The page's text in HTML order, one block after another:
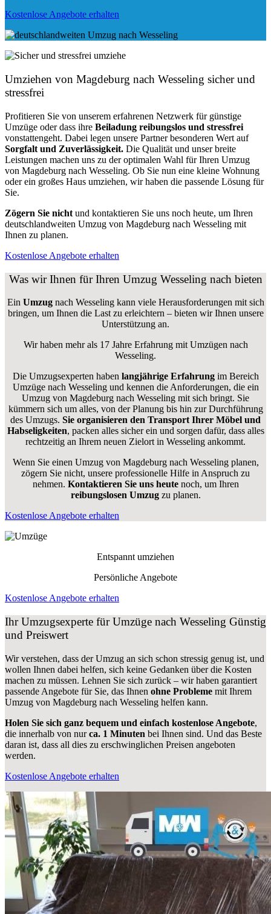
Kostenlose Angebote erhalten
Umziehen von Magdeburg nach Wesseling sicher und
stressfrei
Profitieren Sie von unserem erfahrenen Netzwerk für günstige
Umzüge oder dass ihre Beiladung reibungslos und stressfrei
vonstattengeht. Dabei legen unsere Partner besonderen Wert auf
Sorgfalt und Zuverlässigkeit. Die Qualität und unser breite
Leistungen machen uns zu der optimalen Wahl für Ihren Umzug
von Magdeburg nach Wesseling. Ob Sie nun eine kleine Wohnung
oder ein großes Haus umziehen, wir haben die passende Lösung für
Sie.
Zögern Sie nicht und kontaktieren Sie uns noch heute, um Ihren
deutschlandweiten Umzug von Magdeburg nach Wesseling mit
Ihnen zu planen.
Kostenlose Angebote erhalten
Was wir Ihnen für Ihren Umzug Wesseling nach bieten
Ein Umzugnach Wesseling kann viele Herausforderungen mit sich
bringen, um Ihnen die Last zu erleichtern – bieten wir Ihnen unsere
Unterstützung an.
Wir haben mehr als 17 Jahre Erfahrung mit Umzügen nach
Wesseling.
Die Umzugsexperten haben langjährige Erfahrungim Bereich
Umzüge nach Wesseling und kennen die Anforderungen, die ein
Umzug von Magdeburg nach Wesseling mit sich bringt. Sie
kümmern sich um alles, von der Planung bis hin zur Durchführung
des Umzugs. Sie organisieren den Transport Ihrer Möbel und
Habseligkeiten, packen alles sicher ein und sorgen dafür, dass alles
rechtzeitig an Ihrem neuen Zielort in Wesseling ankommt.
Wenn Sie einen Umzug von Magdeburg nach Wesseling planen,
zögern Sie nicht, unsere professionelle Hilfe in Anspruch zu
nehmen. Kontaktieren Sie uns heutenoch, um Ihren
reibungslosen Umzugzu planen.
Kostenlose Angebote erhalten
Entspannt umziehen
Persönliche Angebote
Kostenlose Angebote erhalten
Ihr Umzugsexperte für Umzüge nach Wesseling Günstig
und Preiswert
Wir verstehen, dass der Umzug an sich schon stressig genug ist, und
wollen Ihnen dabei helfen, sich keine Gedanken über die Kosten
machen zu müssen. Lehnen Sie sich zurück – wir haben garantiert
passende Angebote für Sie, das Ihnen ohne Probleme mit Ihrem
Umzug von Magdeburg nach Wesseling helfen kann.
Holen Sie sich ganz bequem und einfach kostenlose Angebote,
die innerhalb von nurca. 1 Minuten bei Ihnen sind. Und das Beste
daran ist, dass all dies zu erschwinglichen Preisen angeboten
werden.
Kostenlose Angebote erhalten